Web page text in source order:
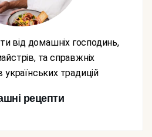
та справжніх
українських традицій
рецепти